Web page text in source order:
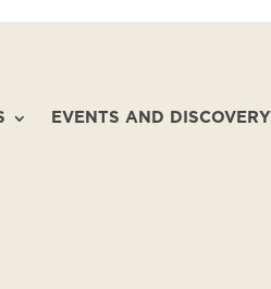
EVENTS AND DISCOVERY